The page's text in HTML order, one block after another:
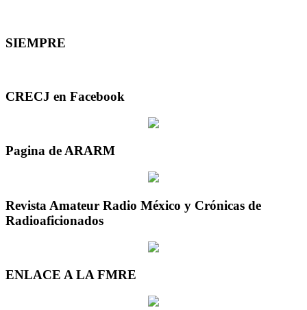
SIEMPRE
CRECJ en Facebook
Pagina de ARARM
Revista Amateur Radio México y Crónicas de
Radioaficionados
ENLACE A LA FMRE